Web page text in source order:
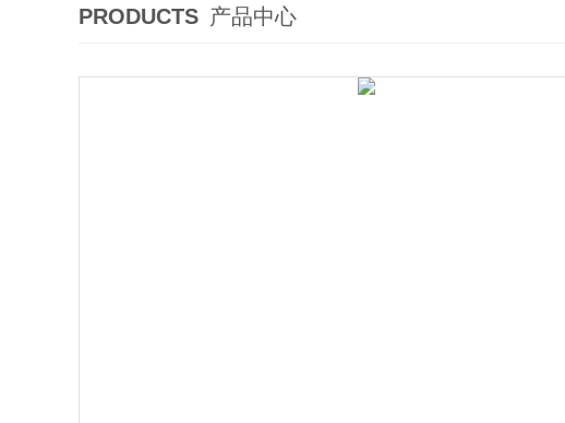
PRODUCTS 产品中心